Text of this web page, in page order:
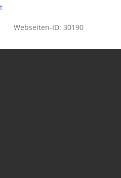
Webseiten-ID: 30190